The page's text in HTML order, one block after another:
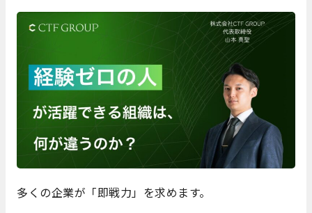
多くの企業が「即戦力」を求めます。